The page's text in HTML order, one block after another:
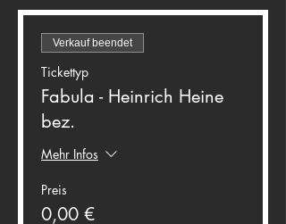
Verkauf beendet
Tickettyp
Fabula - Heinrich Heine
bez.
Mehr Infos
Preis
0,00 €